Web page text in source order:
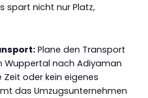
spart nicht nur Platz,
Plane den Transport
Wuppertal nach Adiyaman
oder kein eigenes
das Umzugsunternehmen